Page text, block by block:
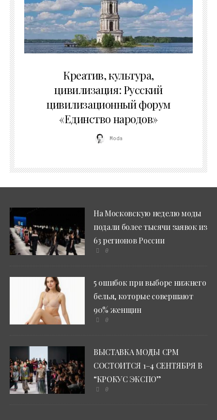
Креатив, культура,
цивилизация: Русский
цивилизационный форум
«Единство народов»
Moda
На Московскую неделю моды
подали более тысячи заявок из
63 регионов России
0
5 ошибок при выборе нижнего
белья, которые совершают
90% женщин
0
ВЫСТАВКА МОДЫ CPM
СОСТОИТСЯ 1–4 СЕНТЯБРЯ В
“КРОКУС ЭКСПО”
0